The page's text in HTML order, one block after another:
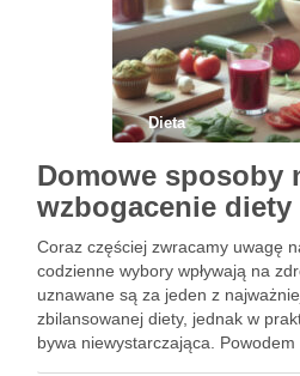
Dieta
Domowe sposoby
wzbogacenie diety
Coraz częściej zwracamy uwagę
codzienne wybory wpływają na
uznawane są za jeden z
zbilansowanej diety, jednak w
bywa niewystarczająca.